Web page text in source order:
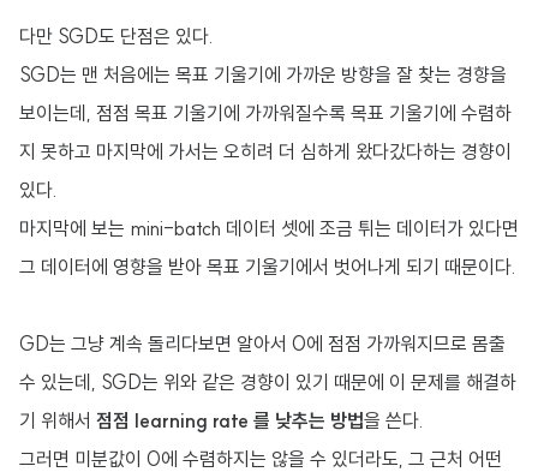
다만 SGD도 단점은 있다.
SGD는 맨 처음에는 목표 기울기에 가까운 방향을 잘 찾는 경향을
보이는데, 점점 목표 기울기에 가까워질수록 목표 기울기에 수렴하
지 못하고 마지막에 가서는 오히려 더 심하게 왔다갔다하는 경향이
있다.
마지막에 보는 mini-batch 데이터 셋에 조금 튀는 데이터가 있다면
그 데이터에 영향을 받아 목표 기울기에서 벗어나게 되기 때문이다.
GD는 그냥 계속 돌리다보면 알아서 0에 점점 가까워지므로 몸출
수 있는데, SGD는 위와 같은 경향이 있기 때문에 이 문제를 해결하
기 위해서 점점 learning rate 를 낮추는 방법을 쓴다.
그러면 미분값이 0에 수렴하지는 않을 수 있더라도, 그 근처 어떤